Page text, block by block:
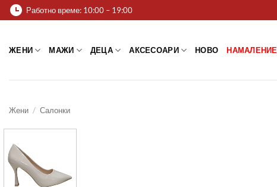
Skip
to
Работно време: 10:00 – 19:00
ЖЕНИ МАЖИ ДЕЦА АКСЕСОАРИ НОВО НАМАЛЕНИЕ
Жени / Салонки